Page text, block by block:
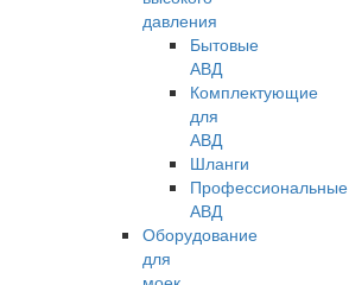
давления
Бытовые
АВД
Комплектующие
для
АВД
Шланги
Профессиональные
АВД
Оборудование
для